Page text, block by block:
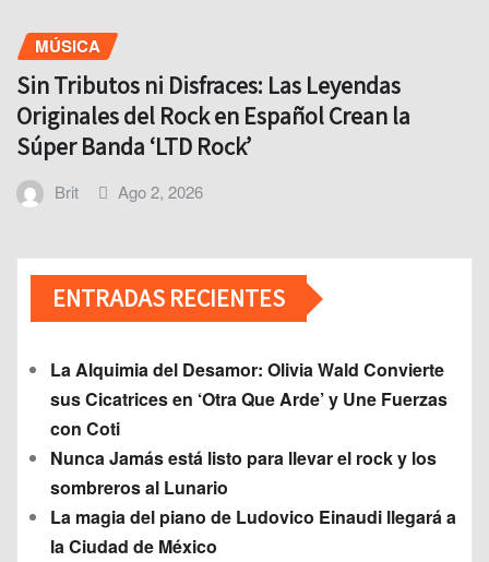
MÚSICA
Sin Tributos ni Disfraces: Las Leyendas
Originales del Rock en Español Crean la
Súper Banda ‘LTD Rock’
Brit Ago 2, 2026
ENTRADAS RECIENTES
La Alquimia del Desamor: Olivia Wald Convierte
sus Cicatrices en ‘Otra Que Arde’ y Une Fuerzas
con Coti
Nunca Jamás está listo para llevar el rock y los
sombreros al Lunario
La magia del piano de Ludovico Einaudi llegará a
la Ciudad de México